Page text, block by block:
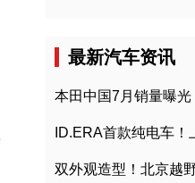
最新汽车资讯
本田中国7月销量曝
ID.ERA首款纯电车
双外观造型！北京越